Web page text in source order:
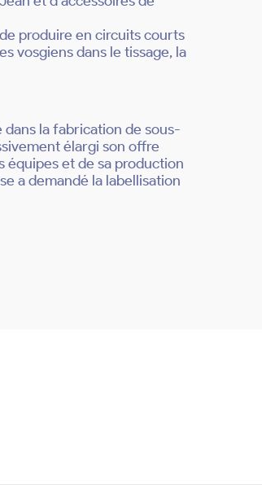
produire en circuits courts
vosgiens dans le tissage, la
dans la fabrication de sous-
élargi son offre
équipes et de sa production
a demandé la labellisation